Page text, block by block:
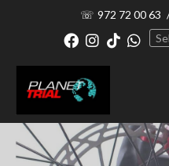
☏ 972 72 00 63